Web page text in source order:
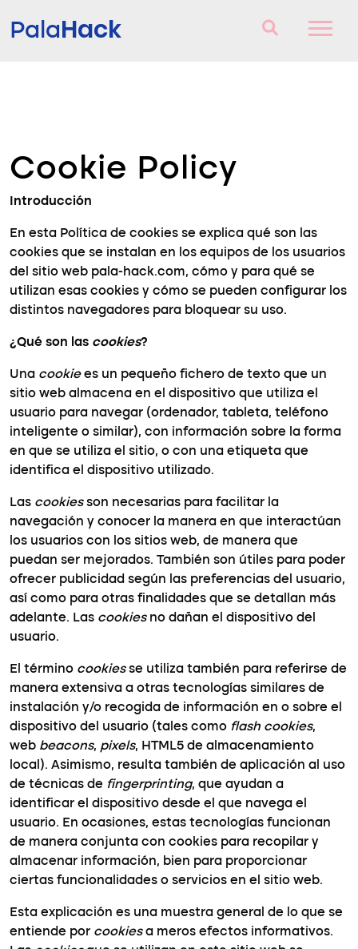
PalaHack
Comparator
Blog
Cookie Policy
Introducción
En esta Política de cookies se explica qué son las
cookies que se instalan en los equipos de los usuarios
del sitio web pala-hack.com, cómo y para qué se
utilizan esas cookies y cómo se pueden configurar los
distintos navegadores para bloquear su uso.
¿Qué son las cookies?
Una cookiees un pequeño fichero de texto que un
sitio web almacena en el dispositivo que utiliza el
usuario para navegar (ordenador, tableta, teléfono
inteligente o similar), con información sobre la forma
en que se utiliza el sitio, o con una etiqueta que
identifica el dispositivo utilizado.
Las cookiesson necesarias para facilitar la
navegación y conocer la manera en que interactúan
los usuarios con los sitios web, de manera que
puedan ser mejorados. También son útiles para poder
ofrecer publicidad según las preferencias del usuario,
así como para otras finalidades que se detallan más
adelante. Las cookiesno dañan el dispositivo del
usuario.
El término cookiesse utiliza también para referirse de
manera extensiva a otras tecnologías similares de
instalación y/o recogida de información en o sobre el
dispositivo del usuario (tales como flash cookies,
web beacons, pixels, HTML5 de almacenamiento
local). Asimismo, resulta también de aplicación al uso
de técnicas de fingerprinting, que ayudan a
identificar el dispositivo desde el que navega el
usuario. En ocasiones, estas tecnologías funcionan
de manera conjunta con cookies para recopilar y
almacenar información, bien para proporcionar
ciertas funcionalidades o servicios en el sitio web.
Esta explicación es una muestra general de lo que se
entiende por cookiesa meros efectos informativos.